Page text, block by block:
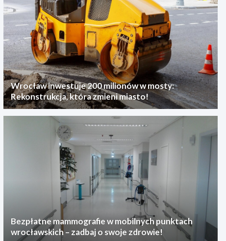
Wrocław inwestuje 200 milionów w mosty:
Rekonstrukcja, która zmieni miasto!
Bezpłatne mammografie w mobilnych punktach
wrocławskich – zadbaj o swoje zdrowie!